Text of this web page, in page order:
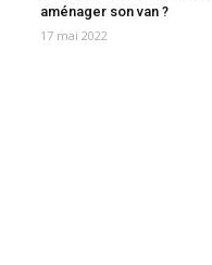
aménager son van ?
17 mai 2022